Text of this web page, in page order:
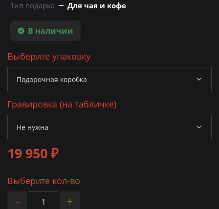
Тип подарка
Для чая и кофе
В наличии
Выберите упаковку
Гравировка (на табличке)
19 950 ₽
Выберите кол-во
- +